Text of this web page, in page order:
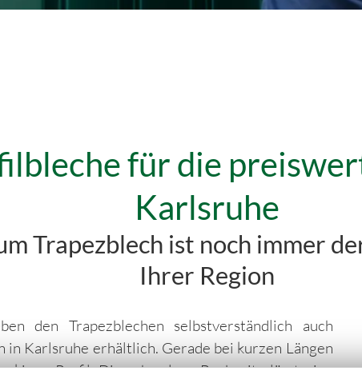
für die
Karlsruhe
Trapezblech ist noch immer
Ihrer Region
den Trapezblechen selbstverständlich auch
Karlsruhe erhältlich. Gerade bei kurzen Längen
Profil. Die schmalere Baubreite lässt eine